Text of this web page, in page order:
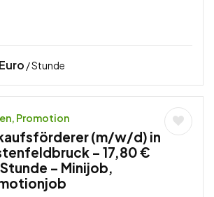
Euro / Stunde
Promotion
(m/w/d) in
– 17,80 €
– Minijob,